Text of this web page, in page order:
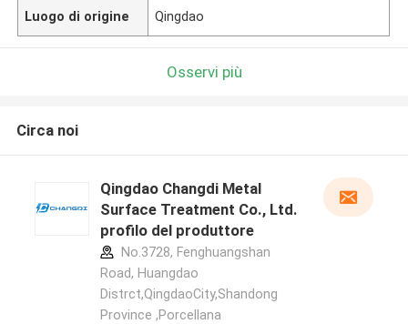
Luogo di origine Qingdao
Osservi più
Circa noi
Qingdao Changdi Metal
Surface Treatment Co., Ltd.
profilo del produttore
No.3728, Fenghuangshan
Road, Huangdao
Distrct,QingdaoCity,Shandong
Province ,Porcellana